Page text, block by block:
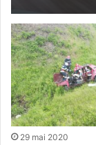
29 mai 2020